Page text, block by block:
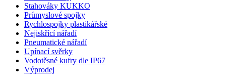
Stahováky KUKKO
Průmyslové spojky
Rychlospojky plastikářské
Nejiskřící nářadí
Pneumatické nářadí
Upínací svěrky
Vodotěsné kufry dle IP67
Výprodej